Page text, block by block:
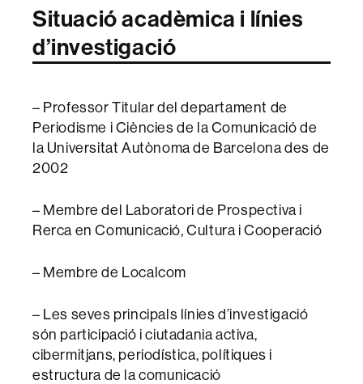
Situació acadèmica i línies
d’investigació
– Professor Titular del departament de
Periodisme i Ciències de la Comunicació de
la Universitat Autònoma de Barcelona des de
2002
– Membre del Laboratori de Prospectiva i
Rerca en Comunicació, Cultura i Cooperació
– Membre de Localcom
– Les seves principals línies d’investigació
són participació i ciutadania activa,
cibermitjans, periodística, polítiques i
estructura de la comunicació